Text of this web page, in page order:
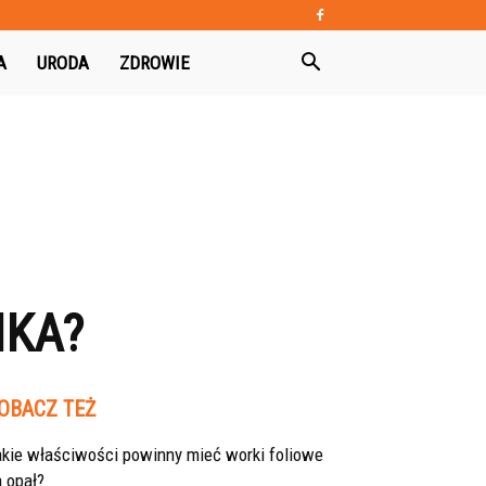
URODA ZDROWIE
TEŻ
właściwości powinny mieć worki foliowe
opał?